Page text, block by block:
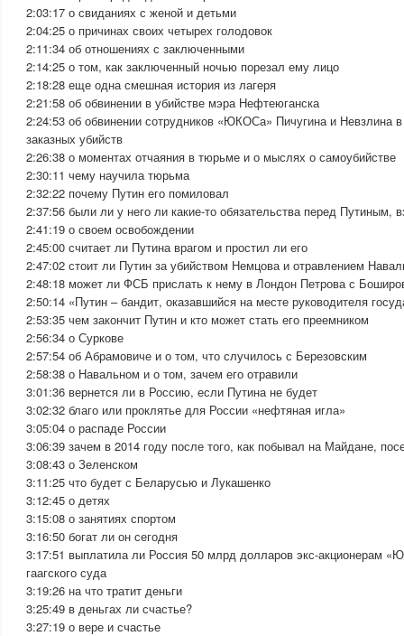
2:03:17 о свиданиях с женой и детьми
2:04:25 о причинах своих четырех голодовок
2:11:34 об отношениях с заключенными
2:14:25 о том, как заключенный ночью порезал ему лицо
2:18:28 еще одна смешная история из лагеря
2:21:58 об обвинении в убийстве мэра Нефтеюганска
2:24:53 об обвинении сотрудников «ЮКОСа» Пичугина и Невзлина
заказных убийств
2:26:38 о моментах отчаяния в тюрьме и о мыслях о самоубийстве
2:30:11 чему научила тюрьма
2:32:22 почему Путин его помиловал
2:37:56 были ли у него ли какие-то обязательства перед Путиным,
2:41:19 о своем освобождении
2:45:00 считает ли Путина врагом и простил ли его
2:47:02 стоит ли Путин за убийством Немцова и отравлением
2:48:18 может ли ФСБ прислать к нему в Лондон Петрова с
2:50:14 «Путин – бандит, оказавшийся на месте руководителя
2:53:35 чем закончит Путин и кто может стать его преемником
2:56:34 о Суркове
2:57:54 об Абрамовиче и о том, что случилось с Березовским
2:58:38 о Навальном и о том, зачем его отравили
3:01:36 вернется ли в Россию, если Путина не будет
3:02:32 благо или проклятье для России «нефтяная игла»
3:05:04 о распаде России
3:06:39 зачем в 2014 году после того, как побывал на Майдане,
3:08:43 о Зеленском
3:11:25 что будет с Беларусью и Лукашенко
3:12:45 о детях
3:15:08 о занятиях спортом
3:16:50 богат ли он сегодня
3:17:51 выплатила ли Россия 50 млрд долларов экс-акционерам
гаагского суда
3:19:26 на что тратит деньги
3:25:49 в деньгах ли счастье?
3:27:19 о вере и счастье